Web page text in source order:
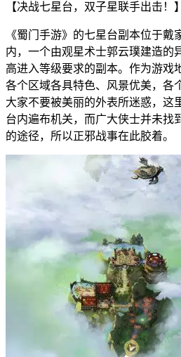
【决战七星台，双子星联手出击！】
《蜀门手游》的七星台副本位于戴
内，一个由观星术士郭云璞建造的
高进入等级要求的副本。作为游戏
各个区域各具特色、风景优美，各
大家不要被美丽的外表所迷惑，这
台内遍布机关，而广大侠士并未找
的途径，所以正邪战事在此胶着。